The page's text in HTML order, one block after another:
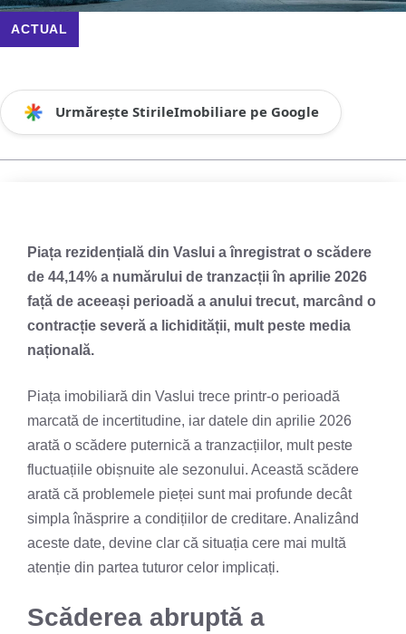
ACTUAL
Urmărește StirileImobiliare pe Google
Piața rezidențială din Vaslui a înregistrat o scădere
de 44,14% a numărului de tranzacții în aprilie 2026
față de aceeași perioadă a anului trecut, marcând o
contracție severă a lichidității, mult peste media
națională.
Piața imobiliară din Vaslui trece printr-o perioadă
marcată de incertitudine, iar datele din aprilie 2026
arată o scădere puternică a tranzacțiilor, mult peste
fluctuațiile obișnuite ale sezonului. Această scădere
arată că problemele pieței sunt mai profunde decât
simpla înăsprire a condițiilor de creditare. Analizând
aceste date, devine clar că situația cere mai multă
atenție din partea tuturor celor implicați.
Scăderea abruptă a